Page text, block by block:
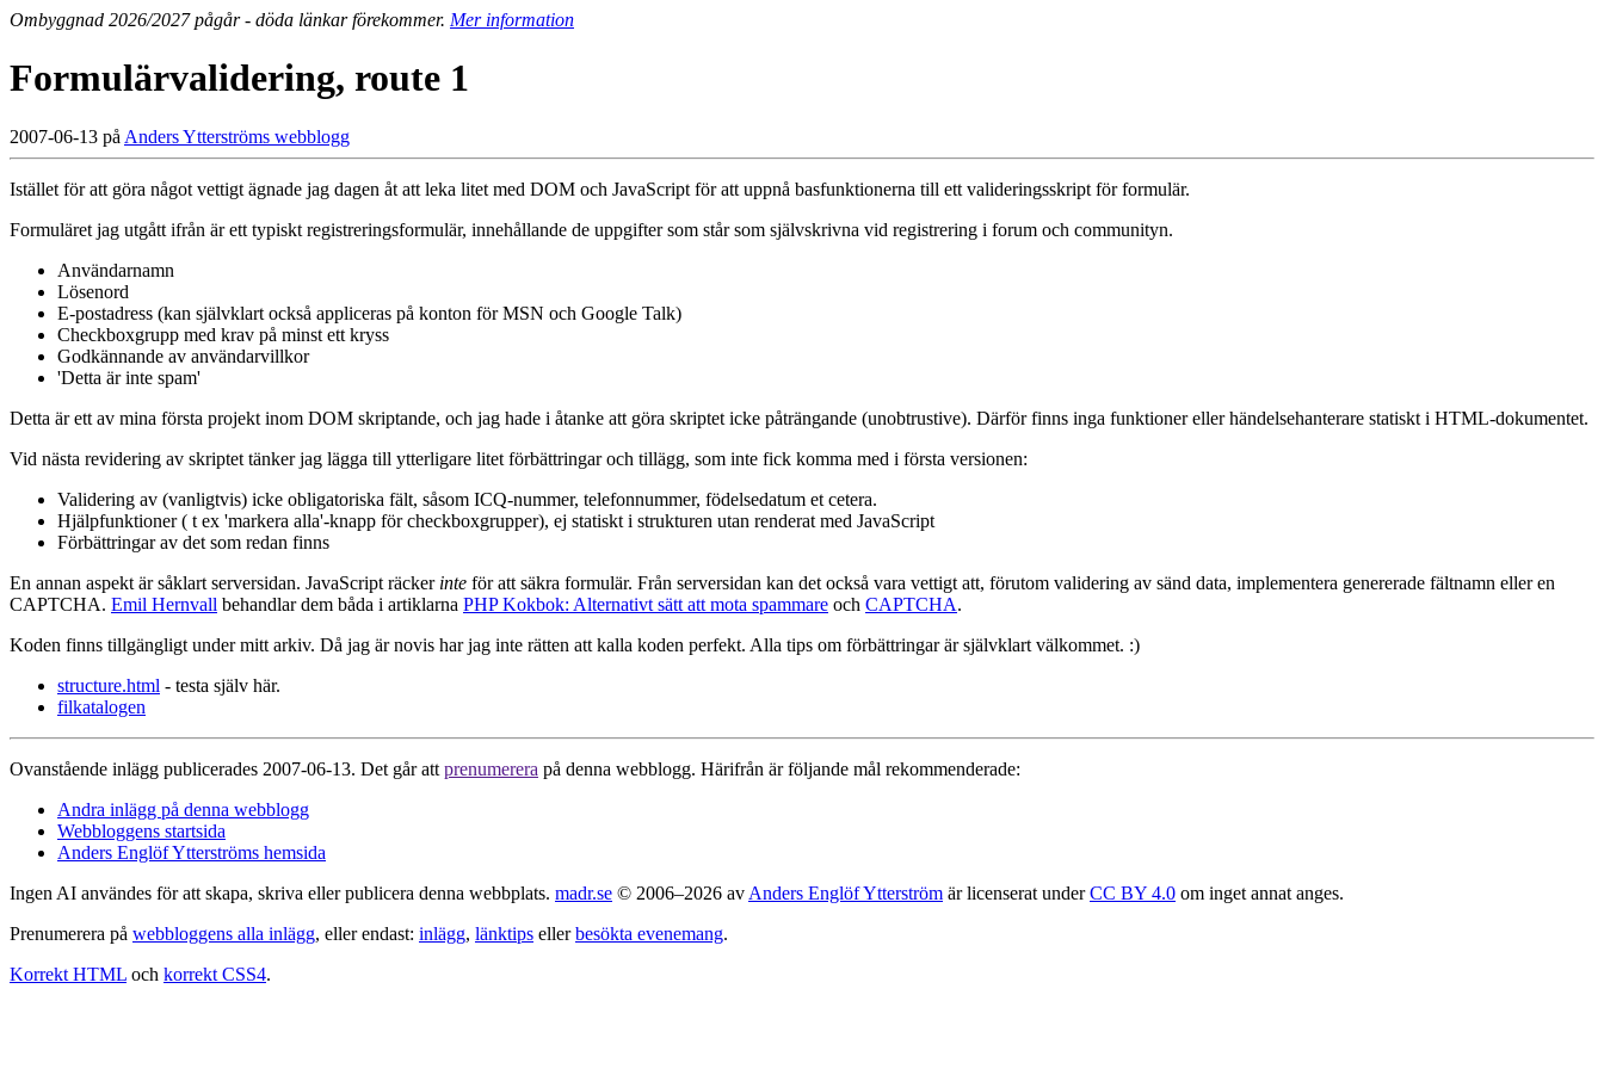
Ombyggnad 2026/2027 pågår - döda länkar förekommer. Mer information
Formulärvalidering, route 1
2007-06-13 på Anders Ytterströms webblogg
Istället för att göra något vettigt ägnade jag dagen åt att leka litet med DOM och JavaScript för att uppnå basfunktionerna till ett valideringsskript för formulär.
Formuläret jag utgått ifrån är ett typiskt registreringsformulär, innehållande de uppgifter som står som självskrivna vid registrering i forum och communityn.
Användarnamn
Lösenord
E-postadress (kan självklart också appliceras på konton för MSN och Google Talk)
Checkboxgrupp med krav på minst ett kryss
Godkännande av användarvillkor
'Detta är inte spam'
Detta är ett av mina första projekt inom DOM skriptande, och jag hade i åtanke att göra skriptet icke påträngande (unobtrustive). Därför finns inga funktioner eller händelsehanterare statiskt i HTML-dokumentet.
Vid nästa revidering av skriptet tänker jag lägga till ytterligare litet förbättringar och tillägg, som inte fick komma med i första versionen:
Validering av (vanligtvis) icke obligatoriska fält, såsom ICQ-nummer, telefonnummer, födelsedatum et cetera.
Hjälpfunktioner ( t ex 'markera alla'-knapp för checkboxgrupper), ej statiskt i strukturen utan renderat med JavaScript
Förbättringar av det som redan finns
En annan aspekt är såklart serversidan. JavaScript räcker inte för att säkra formulär. Från serversidan kan det också vara vettigt att, förutom validering av sänd data, implementera genererade fältnamn eller en
CAPTCHA. Emil Hernvall behandlar dem båda i artiklarna PHP Kokbok: Alternativt sätt att mota spammare och CAPTCHA.
Koden finns tillgängligt under mitt arkiv. Då jag är novis har jag inte rätten att kalla koden perfekt. Alla tips om förbättringar är självklart välkommet. :)
structure.html - testa själv här.
filkatalogen
Ovanstående inlägg publicerades 2007-06-13. Det går att prenumerera på denna webblogg. Härifrån är följande mål rekommenderade:
Andra inlägg på denna webblogg
Webbloggens startsida
Anders Englöf Ytterströms hemsida
Ingen AI användes för att skapa, skriva eller publicera denna webbplats. madr.se © 2006–2026 av Anders Englöf Ytterström är licenserat underCC BY 4.0 om inget annat anges.
Prenumerera på webbloggens alla inlägg, eller endast: inlägg, länktips ellerbesökta evenemang.
Korrekt HTML och korrekt CSS4.